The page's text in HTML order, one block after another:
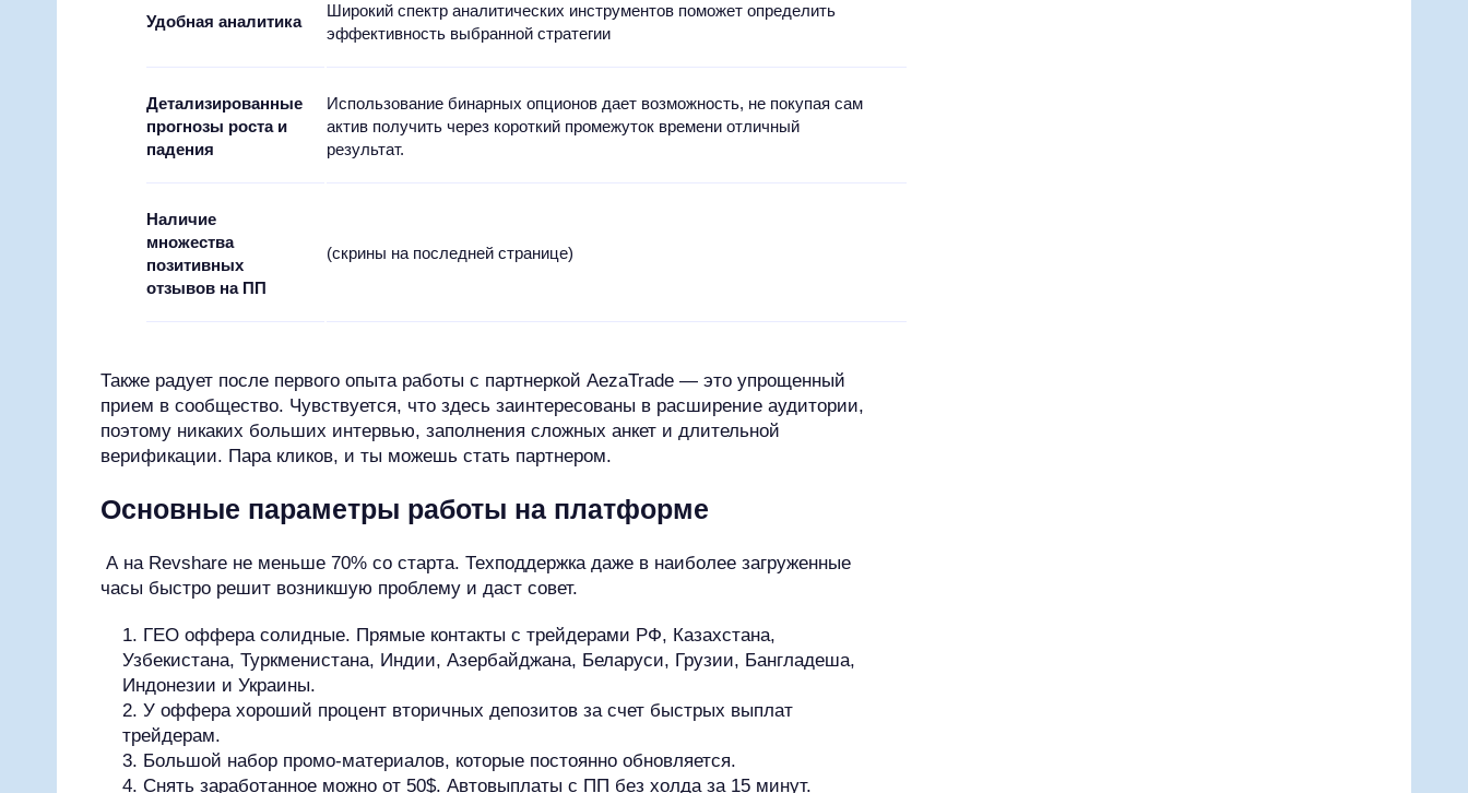
Удобная аналитика
Широкий спектр аналитических инструментов поможет определить
эффективность выбранной стратегии
Детализированные
прогнозы роста и
падения
Использование бинарных опционов дает возможность, не покупая сам
актив получить через короткий промежуток времени отличный
результат.
Наличие
множества
позитивных
отзывов на ПП
(скрины на последней странице)
Также радует после первого опыта работы с партнеркой AezaTrade — это упрощенный
прием в сообщество. Чувствуется, что здесь заинтересованы в расширение аудитории,
поэтому никаких больших интервью, заполнения сложных анкет и длительной
верификации. Пара кликов, и ты можешь стать партнером.
Основные параметры работы на платформе
А на Revshare не меньше 70% со старта. Техподдержка даже в наиболее загруженные
часы быстро решит возникшую проблему и даст совет.
ГЕО оффера солидные. Прямые контакты с трейдерами РФ, Казахстана,
Узбекистана, Туркменистана, Индии, Азербайджана, Беларуси, Грузии, Бангладеша,
Индонезии и Украины.
У оффера хороший процент вторичных депозитов за счет быстрых выплат
трейдерам.
Большой набор промо-материалов, которые постоянно обновляется.
Снять заработанное можно от 50$. Автовыплаты с ПП без холда за 15 минут.